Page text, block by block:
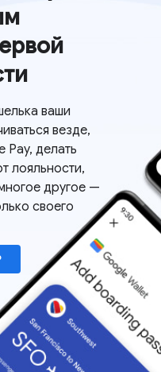
ваши
везде,
Pay, делать
лояльности,
другое —
своего